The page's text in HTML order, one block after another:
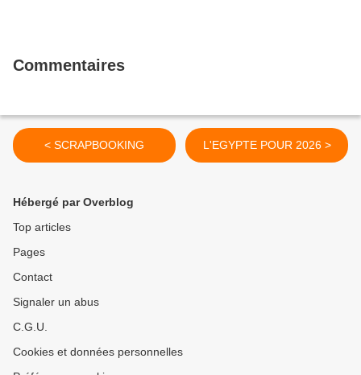
Commentaires
< SCRAPBOOKING L'EGYPTE POUR 2026 >
Hébergé par Overblog
Top articles
Pages
Contact
Signaler un abus
C.G.U.
Cookies et données personnelles